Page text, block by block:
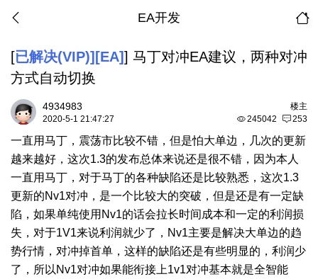
EA开发
[已解决(VIP)][EA]] 马丁对冲EA建议，两种对冲
方式自动切换
楼主
4934983
245042 253
2020-5-1 21:47:27
一直用马丁，震荡市比较不错，但是怕大单边，几次的更新
越来越好，这次1.3的发布总体来说还是很不错，因为本人
一直用马丁，对于马丁的各种缺陷还是比较熟悉，这次1.3
更新的Nv1对冲，是一个比较大的突破，但是还是有一定缺
陷，如果单纯使用Nv1的话会拉长时间成本和一定的利润损
失，对于1V1来说利润就少了，Nv1主要是解决大单边的趋
势行情，对冲掉首单，这样的缺陷还是有些明显的，利润少
了，所以Nv1对冲如果能衔接上1v1对冲基本就是全智能